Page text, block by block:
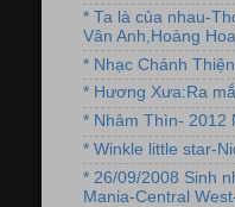
* Ta là của nhau-
Vân Anh,Hoàng Hoa.
* Nhạc Chánh
* Hương Xưa:Ra
* Nhâm Thìn- 2012
* Winkle little star-
* 26/09/2008 Sinh
Mania-Central